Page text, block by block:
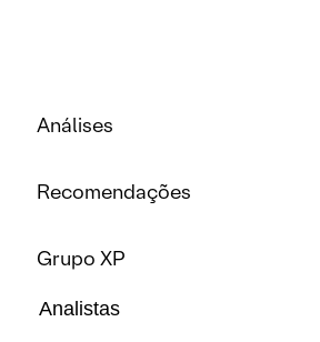
Análises
Recomendações
Grupo XP
Analistas